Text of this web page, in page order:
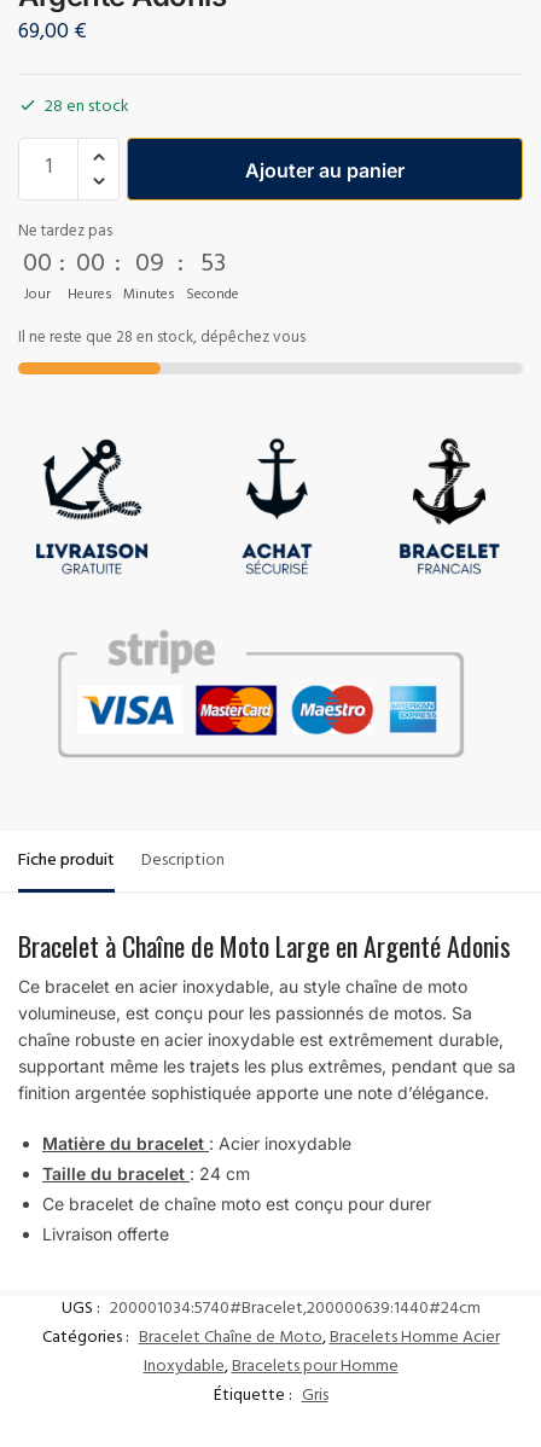
69,00€
28 en stock
Ajouter au panier
Ne tardez pas
00
Jour
: 00
Heures
: 09
Minutes
: 52
Seconde
Il ne reste que 28 en stock, dépêchez vous
Fiche produit Description
Bracelet à Chaîne de Moto Large en Argenté Adonis
Ce bracelet en acier inoxydable, au style chaîne de moto
volumineuse, est conçu pour les passionnés de motos. Sa
chaîne robuste en acier inoxydable est extrêmement durable,
supportant même les trajets les plus extrêmes, pendant que sa
finition argentée sophistiquée apporte une note d’élégance.
Matière du bracelet : Acier inoxydable
Taille du bracelet : 24 cm
Ce bracelet de chaîne moto est conçu pour durer
Livraison offerte
UGS : 200001034:5740#Bracelet,200000639:1440#24cm
Catégories : Bracelet Chaîne de Moto,Bracelets Homme Acier
Inoxydable,Bracelets pour Homme
Étiquette : Gris